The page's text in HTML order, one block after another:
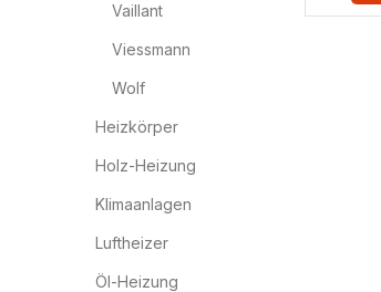
Vaillant
Viessmann
Wolf
Heizkörper
Holz-Heizung
Klimaanlagen
Luftheizer
Öl-Heizung